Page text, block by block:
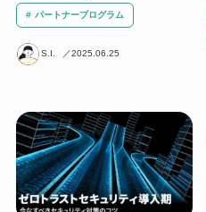
パートナープログラム
S.I. 2025.06.25